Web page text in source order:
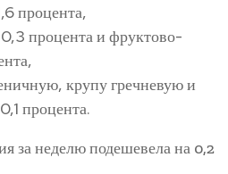
процента,
процента и фруктово-
крупу гречневую и
процента.
за неделю подешевела на 0,2